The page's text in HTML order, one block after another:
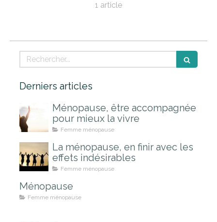
1 article
Rechercher
Derniers articles
Ménopause, être accompagnée
pour mieux la vivre
Femme ménopause
La ménopause, en finir avec les
effets indésirables
Femme ménopause
Ménopause
Femme ménopause